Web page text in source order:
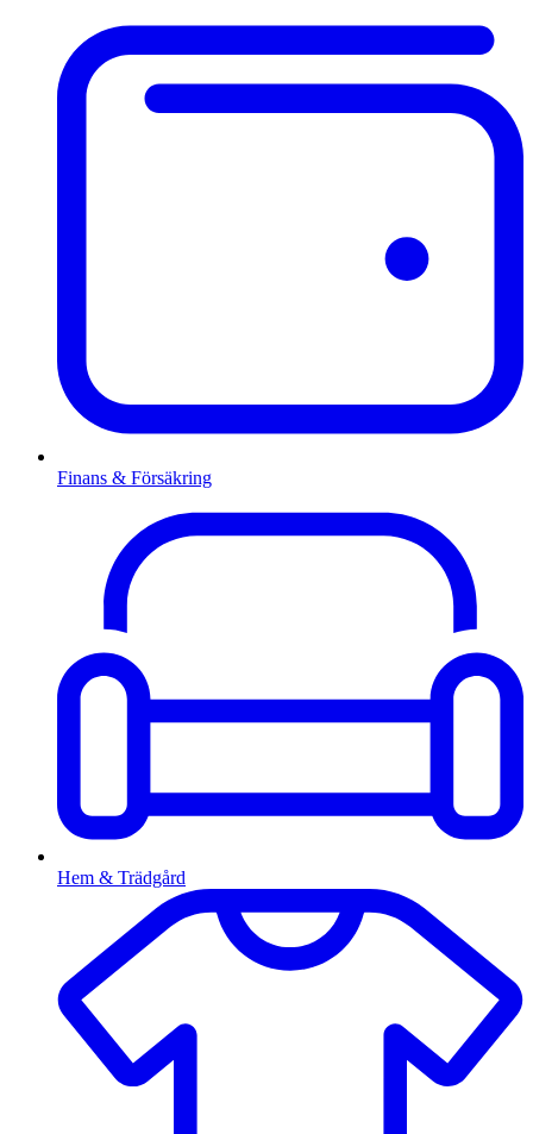
Finans & Försäkring
Hem & Trädgård